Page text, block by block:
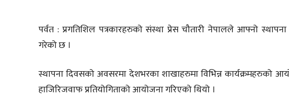
पर्वत : प्रगतिशिल पत्रकारहरुको संस्था प्रेस चौतारी नेपालले आफ्नो
गरेको छ ।
स्थापना दिवसको अवसरमा देशभरका शाखाहरुमा विभिन्न कार्यक्रमहरुको
हाजिरिजवाफ प्रतियोगिताको आयोजना गरिएको थियो ।